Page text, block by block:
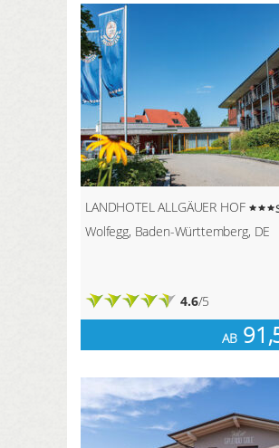
LANDHOTEL ALLGÄUER HOF
Wolfegg, Baden-Württemberg, DE
4.6/5
AB